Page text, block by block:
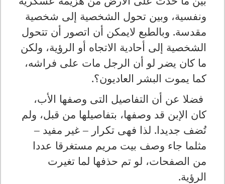
ونفسية، وبين تحول الشخصية إلى شخصية
مقدسة. وبالطبع لايمكن أن اتصور أن تتحول
الشخصية إلى أحادية الاتجاه أو الرؤية، ولكن
ما كان يضر لو أن الرجل مات على فراشه،
كما يموت البشر العاديون؟.
فضلا عن أن التفاصيل التى وصفها الأب،
كان الإبن قد وصفها، بتفاصيلها من قبل، ولم
تُضف جديدا. لذا فهى تكرار – غير مفيد –
مثلما جاء وصف بيت مريم مستغرقا عددا
من الصفحات، لو تم حذفها لما تغيرت
الرؤية.